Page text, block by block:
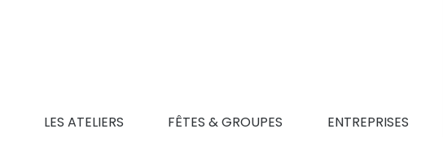
LES ATELIERS FÊTES & GROUPES ENTREPRISES